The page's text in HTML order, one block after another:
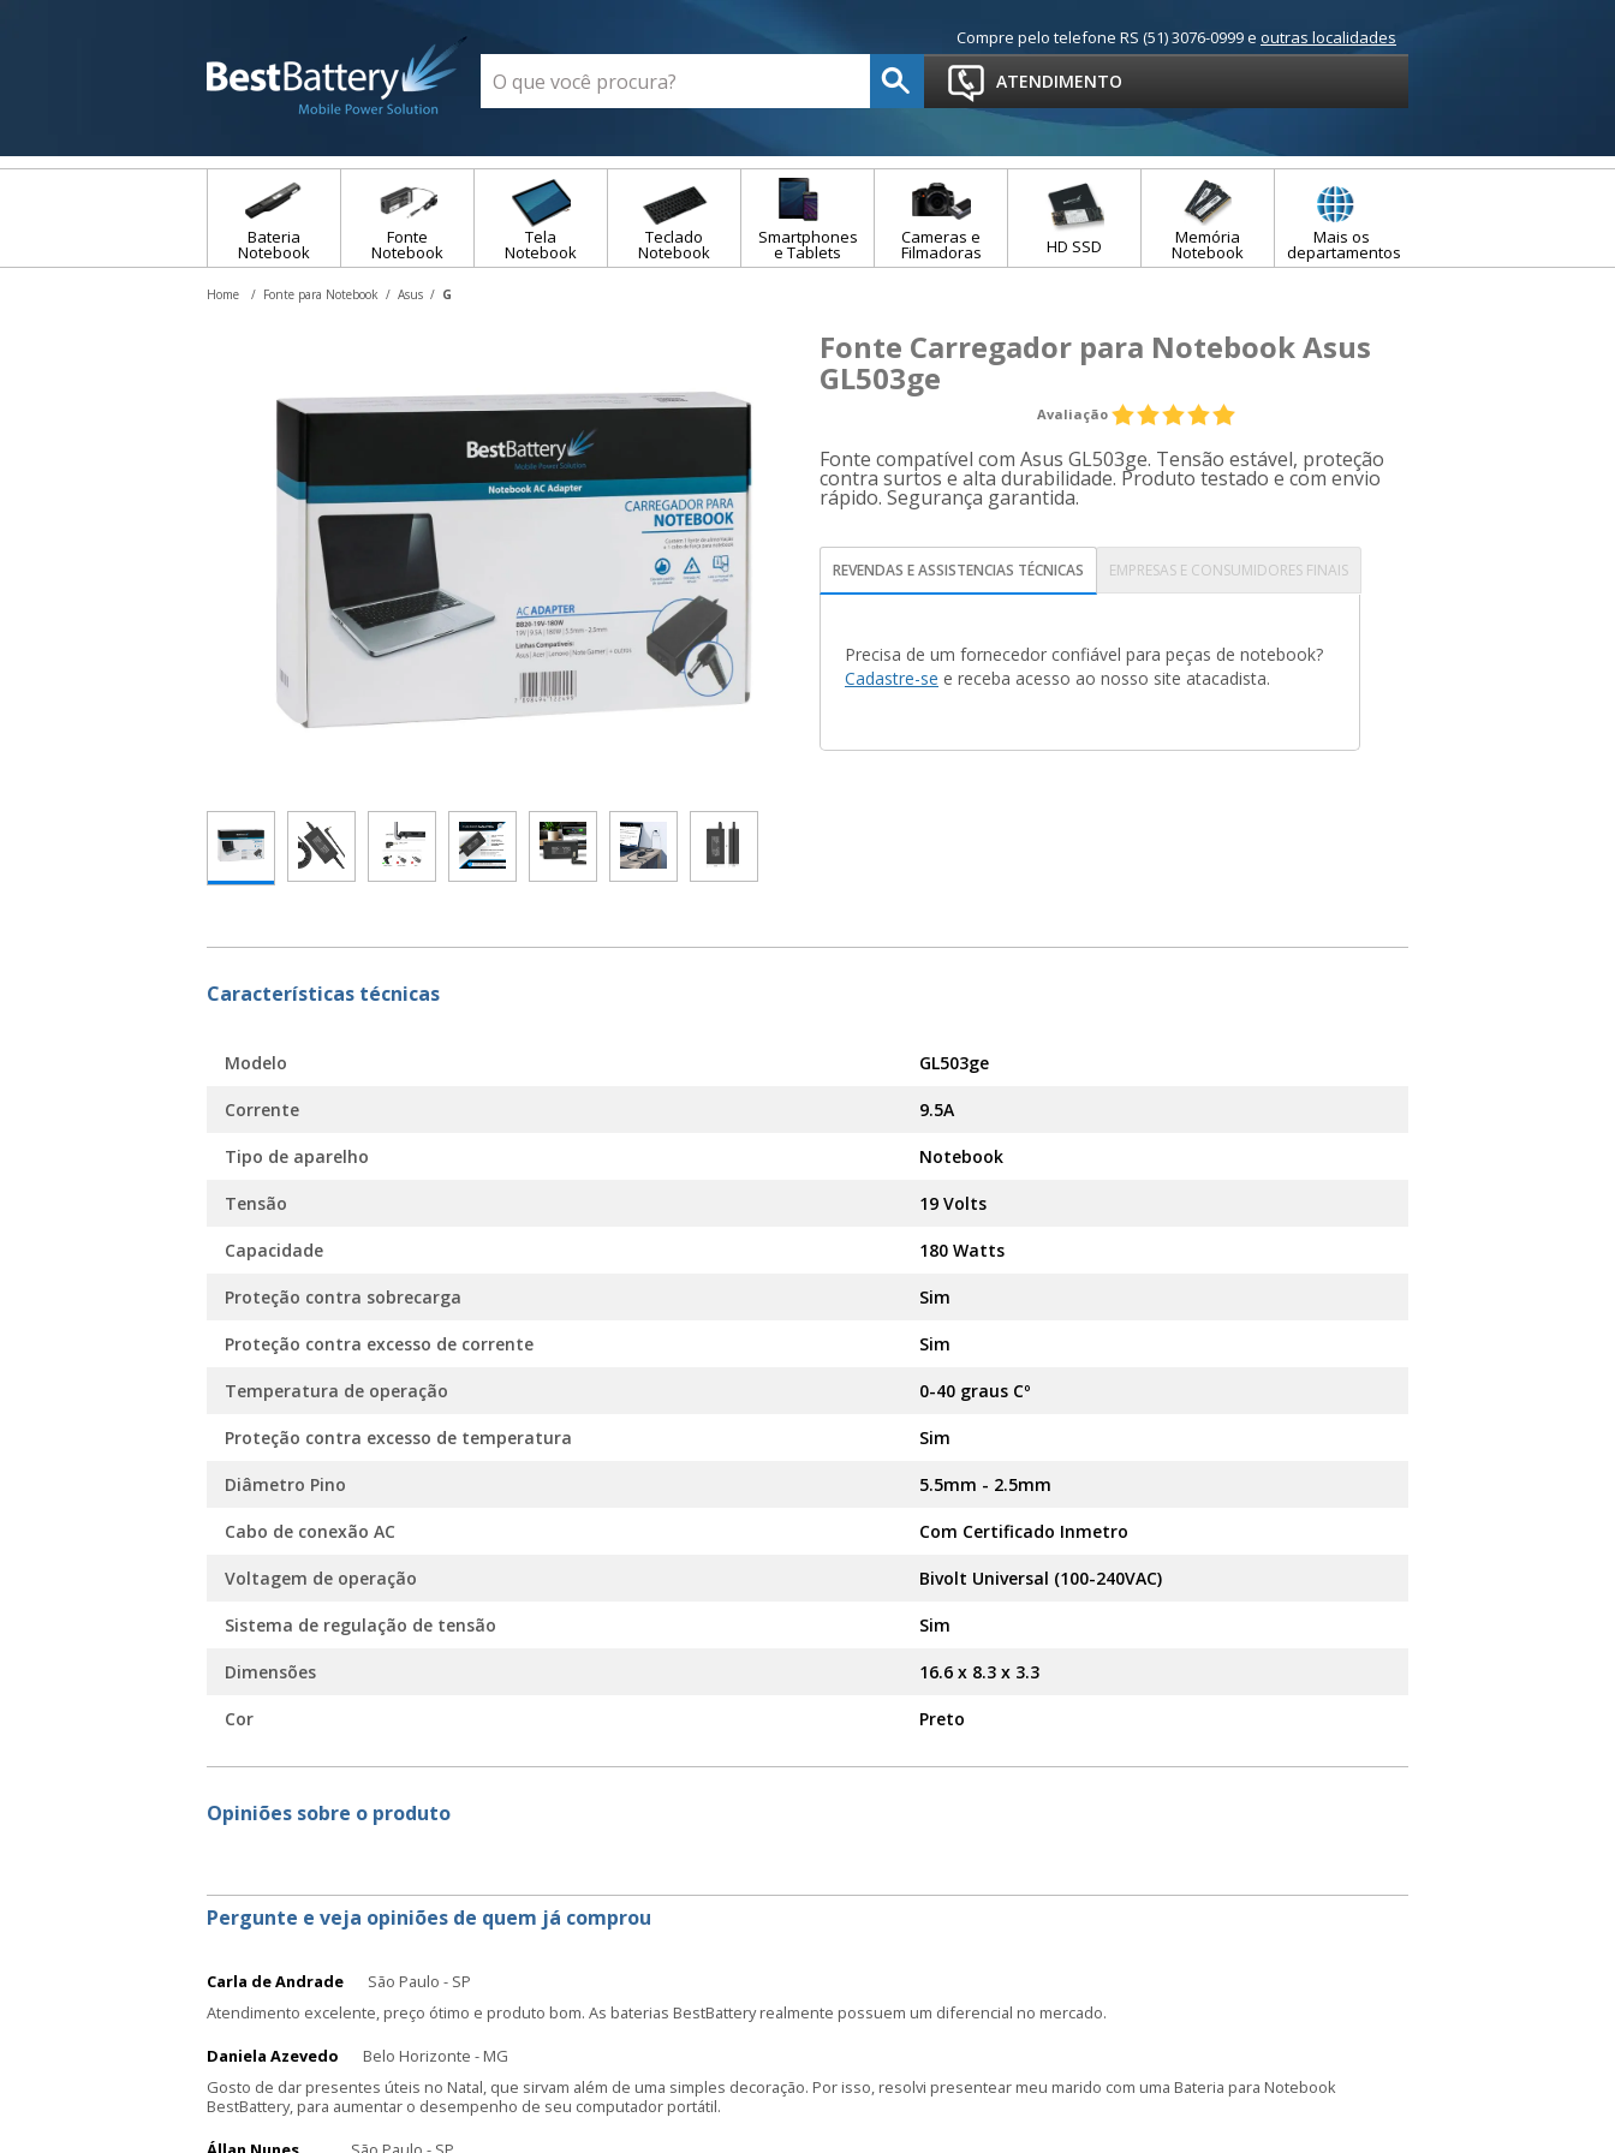
Compre pelo telefone RS (51) 3076-0999 e outras localidades
ATENDIMENTO
Bateria
Notebook
Fonte
Notebook
Tela
Notebook
Teclado
Notebook
Smartphones
e Tablets
Cameras e
Filmadoras HD SSD Memória
Notebook
Mais os
departamentos
Fonte para Notebook Asus G
Fonte Carregador para Notebook Asus
GL503ge
Avaliação
Fonte compatível com Asus GL503ge. Tensão estável, proteção
contra surtos e alta durabilidade. Produto testado e com envio
rápido. Segurança garantida.
REVENDAS E ASSISTENCIAS TÉCNICAS
Precisa de um fornecedor confiável para peças de notebook?
Cadastre-se e receba acesso ao nosso site atacadista.
EMPRESAS E CONSUMIDORES FINAIS
Características técnicas
Modelo GL503ge
Corrente 9.5A
Tipo de aparelho Notebook
Tensão 19 Volts
Capacidade 180 Watts
Proteção contra sobrecarga Sim
Proteção contra excesso de corrente Sim
Temperatura de operação 0-40 graus Cº
Proteção contra excesso de temperatura Sim
Diâmetro Pino 5.5mm - 2.5mm
Cabo de conexão AC Com Certificado Inmetro
Voltagem de operação Bivolt Universal (100-240VAC)
Sistema de regulação de tensão Sim
Dimensões 16.6 x 8.3 x 3.3
Cor Preto
Opiniões sobre o produto
Pergunte e veja opiniões de quem já comprou
Carla de Andrade
São Paulo - SP
Atendimento excelente, preço ótimo e produto bom. As baterias BestBattery realmente possuem um diferencial no mercado.
Daniela Azevedo
Belo Horizonte - MG
Gosto de dar presentes úteis no Natal, que sirvam além de uma simples decoração. Por isso, resolvi presentear meu marido com uma Bateria para Notebook
BestBattery, para aumentar o desempenho de seu computador portátil.